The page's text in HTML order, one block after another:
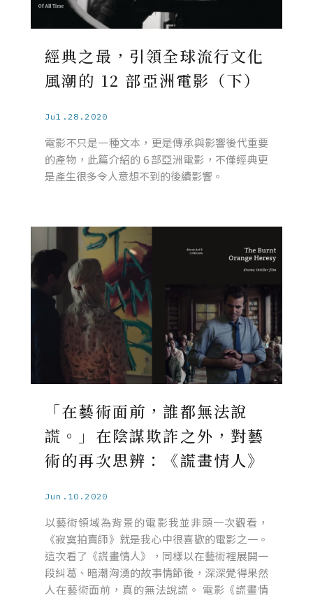
經典之最，引領全球流行文化
風潮的 12 部亞洲電影（下）
Jul.28.2020
電影不只是一種文本，更是傳承與影響後代重要
的產物，此篇介紹的 6 部亞洲電影，不僅經典更
是產生很多令人意想不到的後續影響。
「在藝術面前，誰都無法說
謊。」在陰謀欺詐之外，對藝
術的再次思辨：《謊畫情人》
Jun.10.2020
以藝術領域為背景的電影我並非頭一次觀看，
《寂寞拍賣師》就是我心中很喜歡的電影之一。
這次看了《謊畫情人》，同樣以在藝術裡展開一
段糾葛、暗潮洶湧的故事情節後，深深覺得果然
人在藝術面前，真的無法說謊。 電影《謊畫情